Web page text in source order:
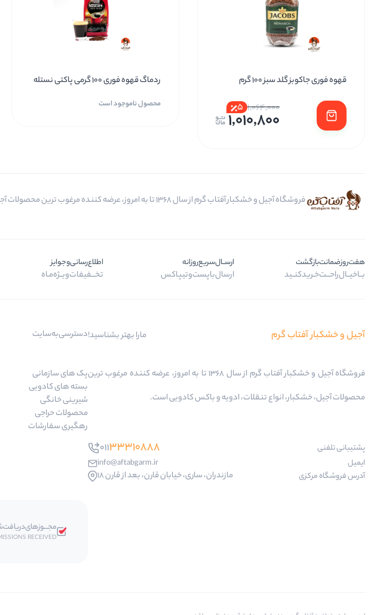
قهوه فوری جاکوبز گلد سبز 100 گرم
5 1,064,000
1,010,800
ردماگ قهوه فوری 100 گرمی پاکتی نستله
محصول ناموجود است
فروشگاه آجیل و خشکبار آفتاب گرم از سال 1368 تا به امروز، عرضه کننده مرغوب ترین محصولات آجیل، خشکبار، انواع تنقلات، ادویه و باکس کادویی است.
هفت‌روز‌ضمانت‌بازگشت
بــا‌خیــال‌راحـــت‌خـرید‌کنــید
ارســال‌سریع‌روزانه
ارسال‌با‌پست‌و‌تیپاکس
اطلاع‌رسانی‌و‌جوایز
تخـــفیفات‌ویــژه‌مـاه
آجیل و خشکبار آفتاب گرم مارا بهتر بشناسید!
فروشگاه آجیل و خشکبار آفتاب گرم از سال 1368 تا به امروز، عرضه کننده مرغوب ترین
محصولات آجیل، خشکبار، انواع تنقلات، ادویه و باکس کادویی است.
پشتیبانی تلفنی 01133310888
ایمیل
info@aftabgarm.ir
آدرس‌ فروشگاه مرکزی
مازندران، ساری، خیابان قارن، بعد از قارن 18
دسترسی‌به‌سایت
پک های سازمانی
بسته های کادویی
شیرینی خانگی
محصولات حراجی
رهگیری سفارشات
RECEIVED